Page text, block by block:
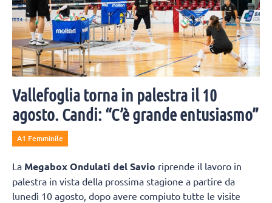
Vallefoglia torna in palestra il 10
agosto. Candi: “C’è grande entusiasmo”
A1 Femminile
La Megabox Ondulati del Savio riprende il lavoro in
palestra in vista della prossima stagione a partire da
lunedì 10 agosto, dopo avere compiuto tutte le visite